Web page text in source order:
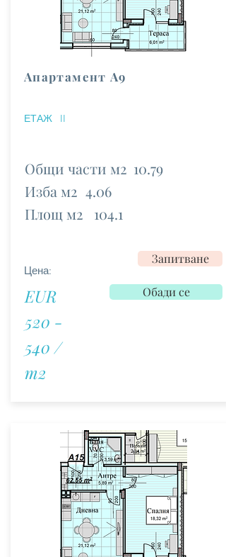
Апартамент А9
II
ЕТАЖ
Общи части м2
Изба м2
Площ м2
10.79
4.06
104.1
Цена:
EUR
520 -
540 /
m2
Запитване
Обади се